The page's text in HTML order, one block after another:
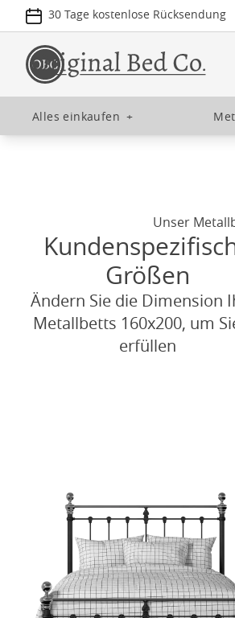
30 Tage kostenlose Rücksendung
Alles einkaufen +
Unser
Größen
Ändern Sie die Dimension
Metallbetts 160x200, um
erfüllen